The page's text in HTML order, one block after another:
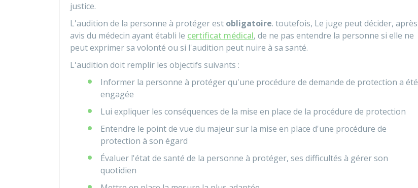
justice.
L'audition de la personne à protéger est obligatoire. toutefois, Le juge peut décider, après
avis du médecin ayant établi le certificat médical, de ne pas entendre la personne si elle ne
peut exprimer sa volonté ou si l'audition peut nuire à sa santé.
L'audition doit remplir les objectifs suivants :
Informer la personne à protéger qu'une procédure de demande de protection a été
engagée
Lui expliquer les conséquences de la mise en place de la procédure de protection
Entendre le point de vue du majeur sur la mise en place d'une procédure de
protection à son égard
Évaluer l'état de santé de la personne à protéger, ses difficultés à gérer son
quotidien